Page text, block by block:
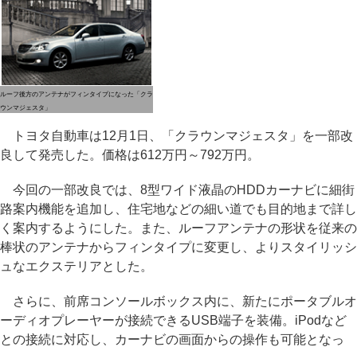
ルーフ後方のアンテナがフィンタイプになった「クラ
ウンマジェスタ」
トヨタ自動車は12月1日、「クラウンマジェスタ」を一部改
良して発売した。価格は612万円～792万円。
今回の一部改良では、8型ワイド液晶のHDDカーナビに細街
路案内機能を追加し、住宅地などの細い道でも目的地まで詳し
く案内するようにした。また、ルーフアンテナの形状を従来の
棒状のアンテナからフィンタイプに変更し、よりスタイリッシ
ュなエクステリアとした。
さらに、前席コンソールボックス内に、新たにポータブルオ
ーディオプレーヤーが接続できるUSB端子を装備。iPodなど
との接続に対応し、カーナビの画面からの操作も可能となっ